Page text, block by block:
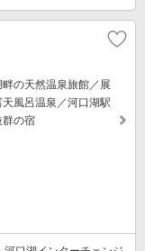
の天然温泉旅館／展
風呂温泉／河口湖駅
群の宿